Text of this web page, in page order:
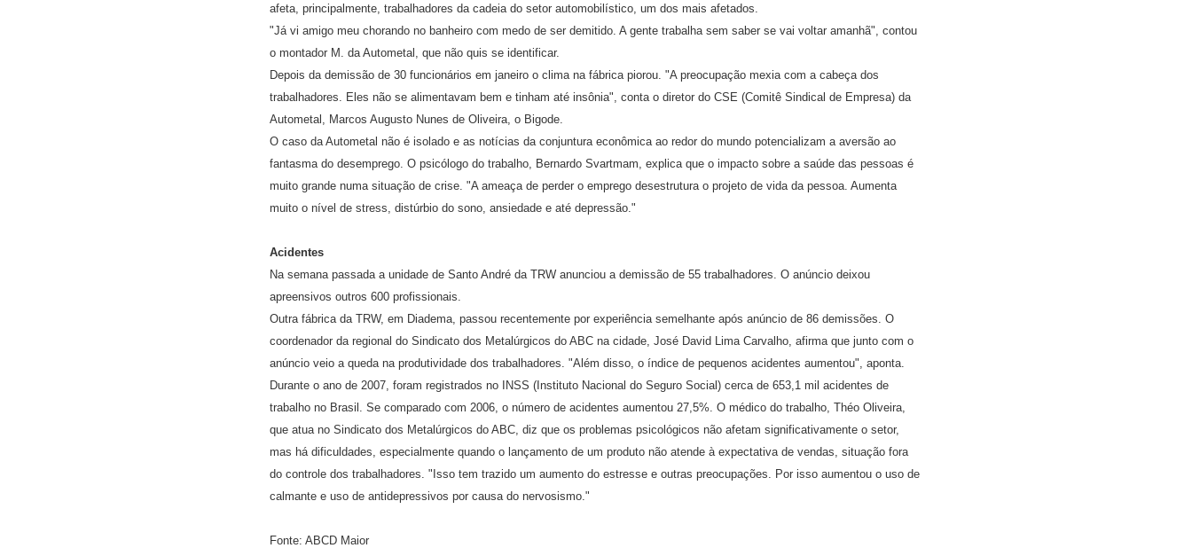
afeta, principalmente, trabalhadores da cadeia do setor automobilístico, um dos mais afetados.
"Já vi amigo meu chorando no banheiro com medo de ser demitido. A gente trabalha sem saber se vai voltar amanhã", contou
o montador M. da Autometal, que não quis se identificar.
Depois da demissão de 30 funcionários em janeiro o clima na fábrica piorou. "A preocupação mexia com a cabeça dos
trabalhadores. Eles não se alimentavam bem e tinham até insônia", conta o diretor do CSE (Comitê Sindical de Empresa) da
Autometal, Marcos Augusto Nunes de Oliveira, o Bigode.
O caso da Autometal não é isolado e as notícias da conjuntura econômica ao redor do mundo potencializam a aversão ao
fantasma do desemprego. O psicólogo do trabalho, Bernardo Svartmam, explica que o impacto sobre a saúde das pessoas é
muito grande numa situação de crise. "A ameaça de perder o emprego desestrutura o projeto de vida da pessoa. Aumenta
muito o nível de stress, distúrbio do sono, ansiedade e até depressão."
Acidentes
Na semana passada a unidade de Santo André da TRW anunciou a demissão de 55 trabalhadores. O anúncio deixou
apreensivos outros 600 profissionais.
Outra fábrica da TRW, em Diadema, passou recentemente por experiência semelhante após anúncio de 86 demissões. O
coordenador da regional do Sindicato dos Metalúrgicos do ABC na cidade, José David Lima Carvalho, afirma que junto com o
anúncio veio a queda na produtividade dos trabalhadores. "Além disso, o índice de pequenos acidentes aumentou", aponta.
Durante o ano de 2007, foram registrados no INSS (Instituto Nacional do Seguro Social) cerca de 653,1 mil acidentes de
trabalho no Brasil. Se comparado com 2006, o número de acidentes aumentou 27,5%. O médico do trabalho, Théo Oliveira,
que atua no Sindicato dos Metalúrgicos do ABC, diz que os problemas psicológicos não afetam significativamente o setor,
mas há dificuldades, especialmente quando o lançamento de um produto não atende à expectativa de vendas, situação fora
do controle dos trabalhadores. "Isso tem trazido um aumento do estresse e outras preocupações. Por isso aumentou o uso de
calmante e uso de antidepressivos por causa do nervosismo."
Fonte: ABCD Maior